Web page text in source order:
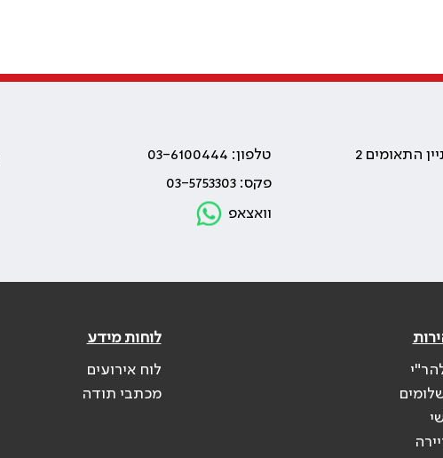
טלפון: 03-6100444
פקס: 03-5753303
וואצאפ
לוחות מידע
לוח אירועים
מכתבי תודה